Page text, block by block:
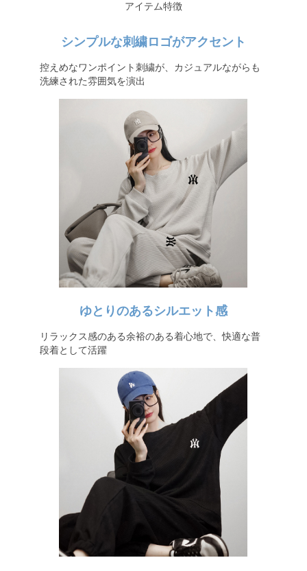
アイテム特徴
シンプルな刺繍ロゴがアクセント
控えめなワンポイント刺繍が、カジュアルながらも
洗練された雰囲気を演出
ゆとりのあるシルエット感
リラックス感のある余裕のある着心地で、快適な普
段着として活躍